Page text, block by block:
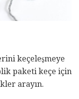
keçeleşmeye
paketi keçe için
arayın.